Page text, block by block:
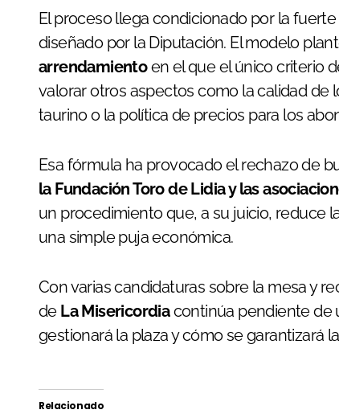
El proceso llega condicionado por la
diseñado por la Diputación. El modelo
arrendamientoen el que el único criterio
valorar otros aspectos como la calidad
taurino o la política de precios para los
Esa fórmula ha provocado el rechazo de
la Fundación Toro de Lidia y las
un procedimiento que, a su juicio, reduce
una simple puja económica.
Con varias candidaturas sobre la mesa y
de La Misericordiacontinúa pendiente de
gestionará la plaza y cómo se garantizará
Relacionado